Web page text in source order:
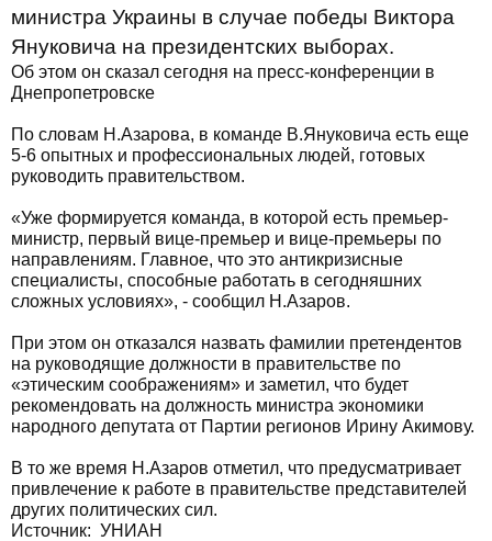
министра Украины в случае победы Виктора
Януковича на президентских выборах.
Об этом он сказал сегодня на пресс-конференции в
Днепропетровске
По словам Н.Азарова, в команде В.Януковича есть еще
5-6 опытных и профессиональных людей, готовых
руководить правительством.
«Уже формируется команда, в которой есть премьер-
министр, первый вице-премьер и вице-премьеры по
направлениям. Главное, что это антикризисные
специалисты, способные работать в сегодняшних
сложных условиях», - сообщил Н.Азаров.
При этом он отказался назвать фамилии претендентов
на руководящие должности в правительстве по
«этическим соображениям» и заметил, что будет
рекомендовать на должность министра экономики
народного депутата от Партии регионов Ирину Акимову.
В то же время Н.Азаров отметил, что предусматривает
привлечение к работе в правительстве представителей
других политических сил.
Источник: УНИАН